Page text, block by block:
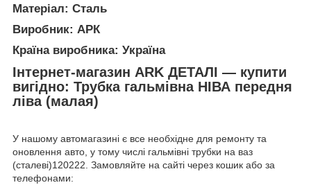
Матеріал: Сталь
Виробник: АРК
Країна виробника: Україна
Інтернет-магазин ARK ДЕТАЛІ — купити
вигідно: Трубка гальмівна НІВА передня
ліва (малая)
У нашому автомагазині є все необхідне для ремонту та
оновлення авто, у тому числі гальмівні трубки на ваз
(сталеві)120222. Замовляйте на сайті через кошик або за
телефонами: